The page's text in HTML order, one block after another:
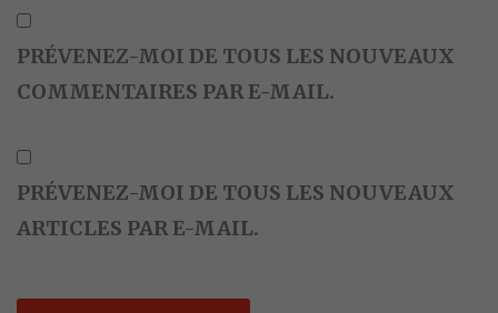
PRÉVENEZ-MOI DE TOUS LES NOUVEAUX
COMMENTAIRES PAR E-MAIL.
PRÉVENEZ-MOI DE TOUS LES NOUVEAUX
ARTICLES PAR E-MAIL.